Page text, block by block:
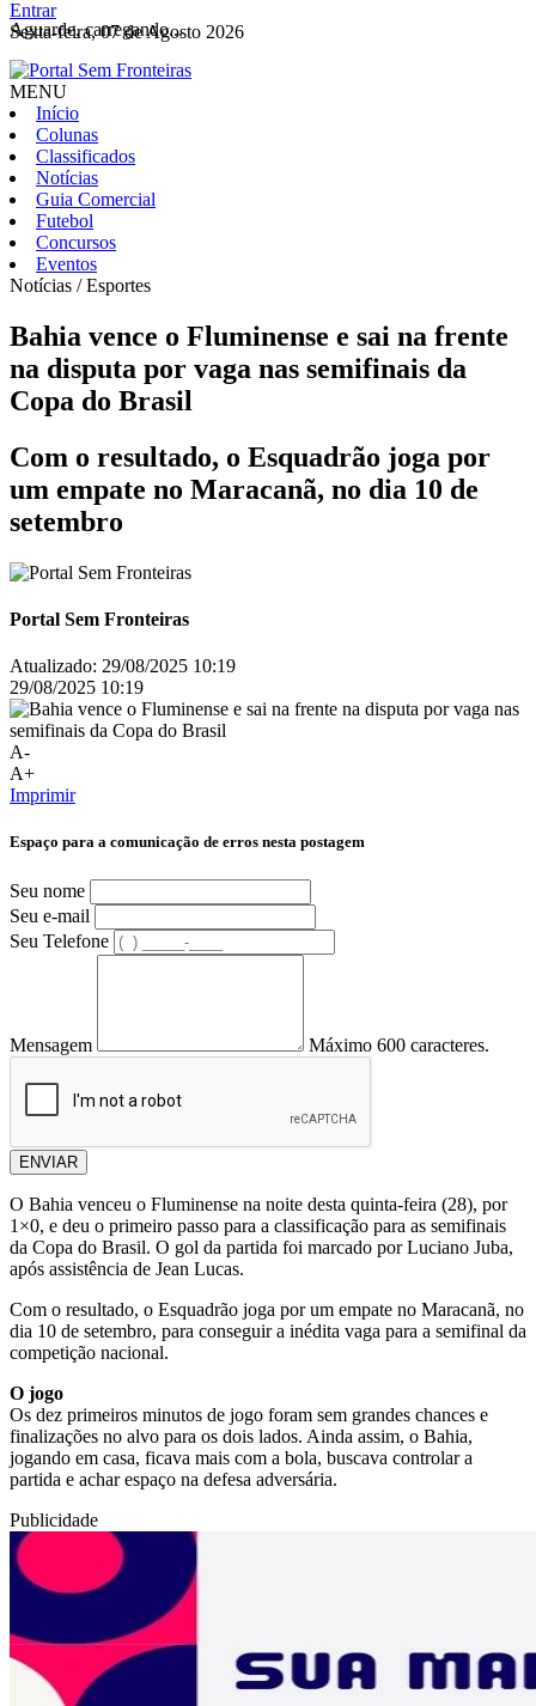
Aguarde, carregando...
Entrar
Sexta-feira, 07 de Agosto 2026
MENU
Início
Colunas
Classificados
Notícias
Guia Comercial
Futebol
Concursos
Eventos
Notícias / Esportes
Bahia vence o Fluminense e sai na frente
na disputa por vaga nas semifinais da
Copa do Brasil
Com o resultado, o Esquadrão joga por
um empate no Maracanã, no dia 10 de
setembro
Portal Sem Fronteiras
Atualizado: 29/08/2025 10:19
29/08/2025 10:19
A-
A+
Imprimir
Espaço para a comunicação de erros nesta postagem
Seu nome
Seu e-mail
Seu Telefone
Mensagem Máximo 600 caracteres.
ENVIAR
O Bahia venceu o Fluminense na noite desta quinta-feira (28), por
1×0, e deu o primeiro passo para a classificação para as semifinais
da Copa do Brasil. O gol da partida foi marcado por Luciano Juba,
após assistência de Jean Lucas.
Com o resultado, o Esquadrão joga por um empate no Maracanã, no
dia 10 de setembro, para conseguir a inédita vaga para a semifinal da
competição nacional.
O jogo
Os dez primeiros minutos de jogo foram sem grandes chances e
finalizações no alvo para os dois lados. Ainda assim, o Bahia,
jogando em casa, ficava mais com a bola, buscava controlar a
partida e achar espaço na defesa adversária.
Publicidade